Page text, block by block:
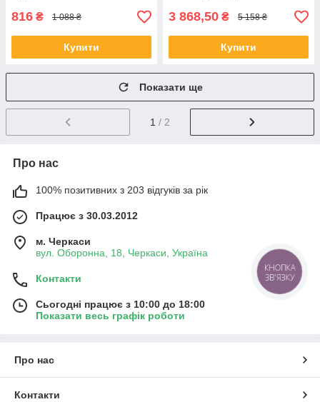
816 ₴ 1 088 ₴
Купити
3 868,50 ₴ 5 158 ₴
Купити
Показати ще
1 / 2
Про нас
100% позитивних з 203 відгуків за рік
Працює з 30.03.2012
м. Черкаси
вул. Оборонна, 18, Черкаси, Україна
Контакти
Сьогодні працює з 10:00 до 18:00
Показати весь графік роботи
Про нас
Контакти
КНОПКА
ЗВ'ЯЗКУ